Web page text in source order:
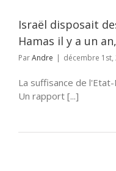
Israël disposait
Hamas il y a un
ParAndre | décembre 1st,
La suffisance de
Un rapport [...]